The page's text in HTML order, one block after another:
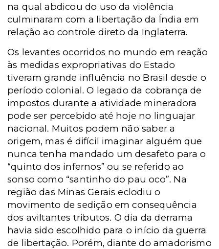
na qual abdicou do uso da violência
culminaram com a libertação da Índia em
relação ao controle direto da Inglaterra.
Os levantes ocorridos no mundo em reação
às medidas expropriativas do Estado
tiveram grande influência no Brasil desde o
período colonial. O legado da cobrança de
impostos durante a atividade mineradora
pode ser percebido até hoje no linguajar
nacional. Muitos podem não saber a
origem, mas é difícil imaginar alguém que
nunca tenha mandado um desafeto para o
“quinto dos infernos” ou se referido ao
sonso como “santinho do pau oco”. Na
região das Minas Gerais eclodiu o
movimento de sedição em consequência
dos aviltantes tributos. O dia da derrama
havia sido escolhido para o início da guerra
de libertação. Porém, diante do amadorismo